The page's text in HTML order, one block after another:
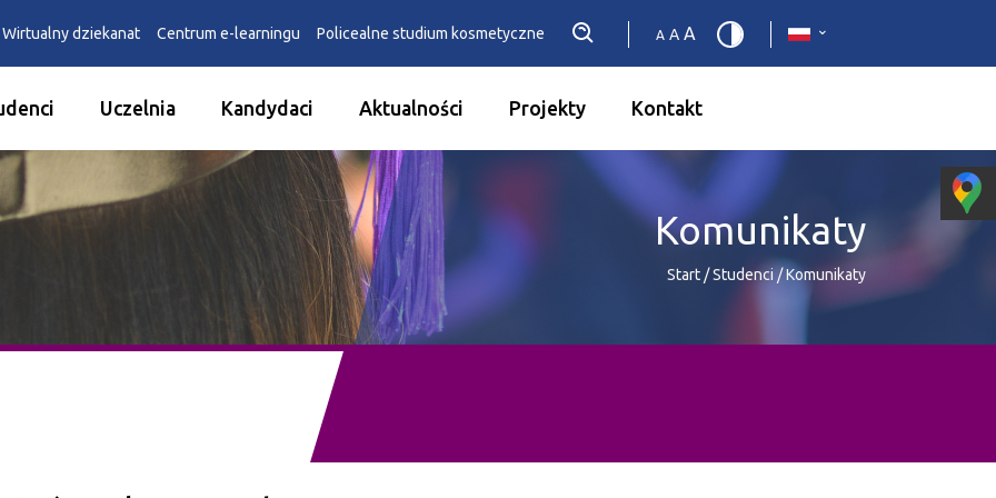
Wirtualny dziekanat Centrum e-learningu Policealne studium kosmetyczne A A A
Uczelnia Kandydaci Aktualności Projekty Kontakt
Komunikaty
Start/Studenci /Komunikaty